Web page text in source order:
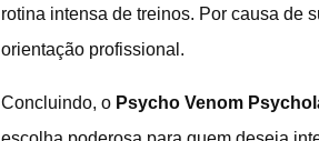
rotina intensa de treinos. Por causa de
orientação profissional.
Concluindo, o Psycho Venom